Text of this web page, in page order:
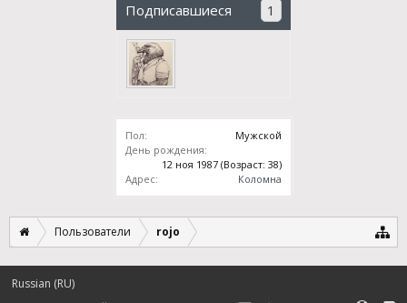
Подписавшиеся 1
Пол:
Мужской
День рождения:
12 ноя 1987 (Возраст: 38)
Адрес:
Коломна
Пользователи rojo
Russian (RU)